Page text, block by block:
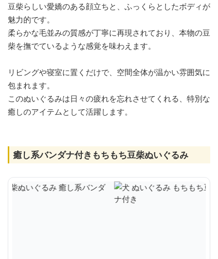
豆柴らしい愛嬌のある顔立ちと、ふっくらとしたボディが
魅力的です。
柔らかな毛並みの質感が丁寧に再現されており、本物の豆
柴を撫でているような感覚を味わえます。
リビングや寝室に置くだけで、空間全体が温かい雰囲気に
包まれます。
このぬいぐるみは日々の疲れを忘れさせてくれる、特別な
癒しのアイテムとして活躍します。
癒し系バンダナ付きもちもち豆柴ぬいぐるみ